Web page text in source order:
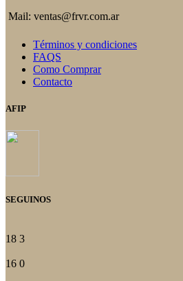
Mail: ventas@frvr.com.ar
Términos y condiciones
FAQS
Como Comprar
Contacto
AFIP
SEGUINOS
18 3
16 0